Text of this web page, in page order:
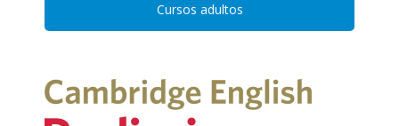
Cursos adultos